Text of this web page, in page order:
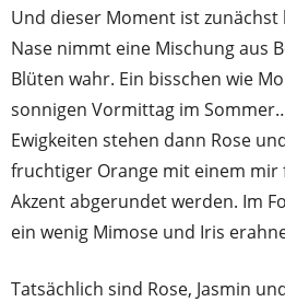
Und dieser Moment ist
Nase nimmt eine Mischung aus
Blüten wahr. Ein bisschen wie
sonnigen Vormittag im
Ewigkeiten stehen dann Rose
fruchtiger Orange mit einem mir
Akzent abgerundet werden. Im
ein wenig Mimose und Iris
Tatsächlich sind Rose, Jasmin